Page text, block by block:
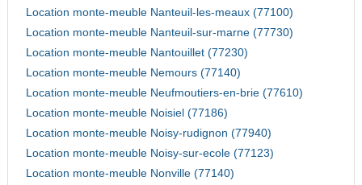
Location monte-meuble Nanteuil-les-meaux (77100)
Location monte-meuble Nanteuil-sur-marne (77730)
Location monte-meuble Nantouillet (77230)
Location monte-meuble Nemours (77140)
Location monte-meuble Neufmoutiers-en-brie (77610)
Location monte-meuble Noisiel (77186)
Location monte-meuble Noisy-rudignon (77940)
Location monte-meuble Noisy-sur-ecole (77123)
Location monte-meuble Nonville (77140)